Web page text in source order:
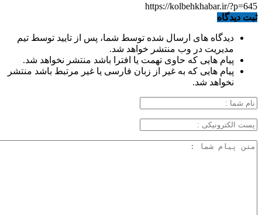
https://kolbehkhabar.ir/?p=645
ثبت دیدگاه
دیدگاه های ارسال شده توسط شما، پس از تایید توسط تیم
مدیریت در وب منتشر خواهد شد.
پیام هایی که حاوی تهمت یا افترا باشد منتشر نخواهد شد.
پیام هایی که به غیر از زبان فارسی یا غیر مرتبط باشد منتشر
نخواهد شد.